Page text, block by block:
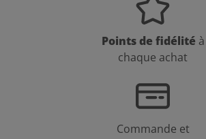
Points de fidélité à
chaque achat
Commande et